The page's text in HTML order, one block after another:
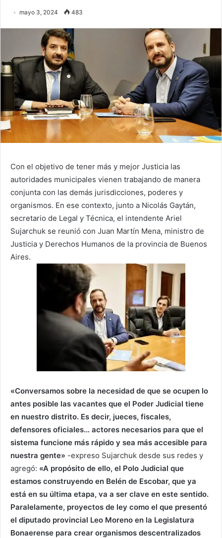
mayo 3, 2024 483
Con el objetivo de tener más y mejor Justicia las
autoridades municipales vienen trabajando de manera
conjunta con las demás jurisdicciones, poderes y
organismos. En ese contexto, junto a Nicolás Gaytán,
secretario de Legal y Técnica, el intendente Ariel
Sujarchuk se reunió con Juan Martín Mena, ministro de
Justicia y Derechos Humanos de la provincia de Buenos
Aires.
«Conversamos sobre la necesidad de que se ocupen lo
antes posible las vacantes que el Poder Judicial tiene
en nuestro distrito. Es decir, jueces, fiscales,
defensores oficiales… actores necesarios para que el
sistema funcione más rápido y sea más accesible para
nuestra gente» -expreso Sujarchuk desde sus redes y
agregó: «A propósito de ello, el Polo Judicial que
estamos construyendo en Belén de Escobar, que ya
está en su última etapa, va a ser clave en este sentido.
Paralelamente, proyectos de ley como el que presentó
el diputado provincial Leo Moreno en la Legislatura
Bonaerense para crear organismos descentralizados